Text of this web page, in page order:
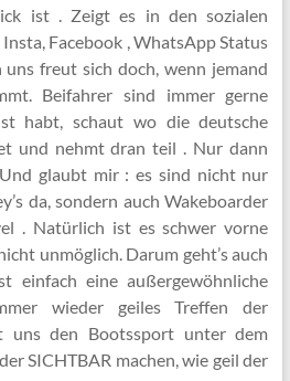
ist . Zeigt es in den sozialen
Facebook , WhatsApp Status
uns freut sich doch, wenn jemand
Beifahrer sind immer gerne
habt, schaut wo die deutsche
und nehmt dran teil . Nur dann
glaubt mir : es sind nicht nur
da, sondern auch Wakeboarder
. Natürlich ist es schwer vorne
unmöglich. Darum geht’s auch
einfach eine außergewöhnliche
wieder geiles Treffen der
uns den Bootssport unter dem
SICHTBAR machen, wie geil der